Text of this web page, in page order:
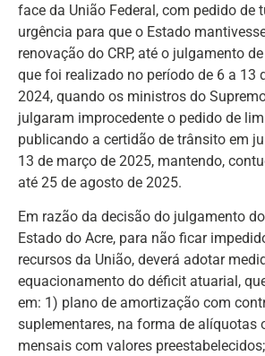
face da União Federal, com pedido de
urgência para que o Estado
renovação do CRP, até o julgamento
que foi realizado no período de 6 a 13
2024, quando os ministros do
julgaram improcedente o pedido de
publicando a certidão de trânsito em
13 de março de 2025, mantendo,
até 25 de agosto de 2025.
Em razão da decisão do julgamento
Estado do Acre, para não ficar
recursos da União, deverá adotar
equacionamento do déficit atuarial,
em: 1) plano de amortização com
suplementares, na forma de alíquotas
mensais com valores